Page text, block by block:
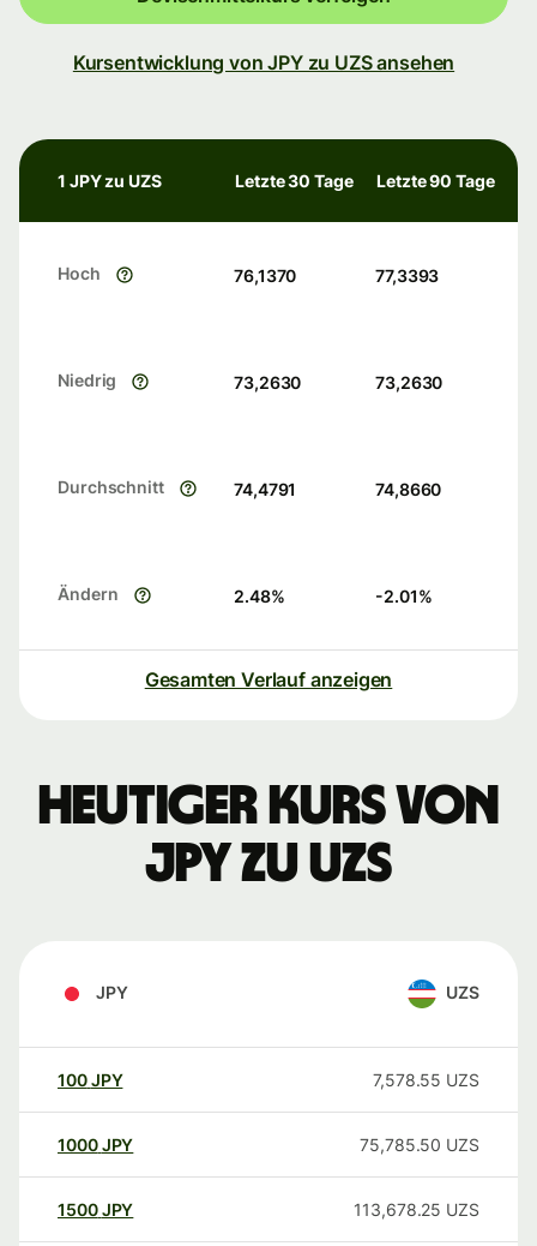
Kursentwicklung von JPY zu UZS ansehen
1 JPY zu UZS Letzte 30 Tage Letzte 90 Tage
Hoch 76,1370 77,3393
Niedrig 73,2630 73,2630
Durchschnitt 74,4791 74,8660
Ändern 2.48% -2.01%
Gesamten Verlauf anzeigen
Heutiger Kurs von
JPY zu UZS
JPY UZS
100JPY 7,578.55 UZS
1000JPY 75,785.50 UZS
1500JPY 113,678.25 UZS